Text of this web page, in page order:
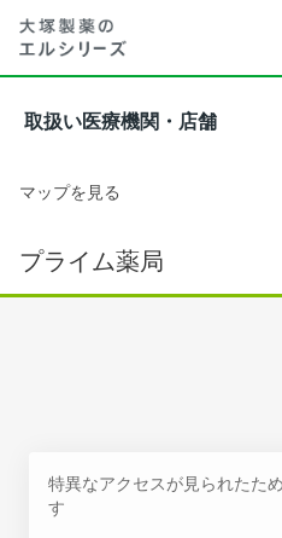
取扱い医療機関・店舗
マップを見る
プライム薬局
特異なアクセスが見られたた
す